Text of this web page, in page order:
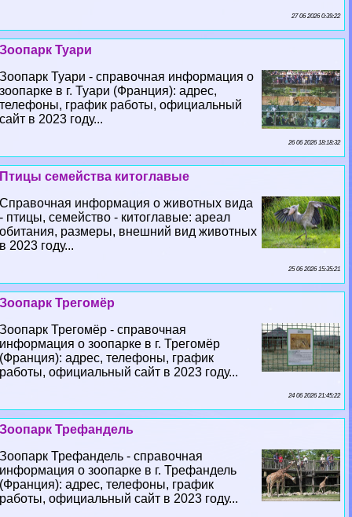
27 06 2026 0:39:22
Зоопарк Туари
Зоопарк Туари - справочная информация о
зоопарке в г. Туари (Франция): адрес,
телефоны, график работы, официальный
сайт в 2023 году...
26 06 2026 18:18:32
Птицы семейства китоглавые
Справочная информация о животных вида
- птицы, семейство - китоглавые: ареал
обитания, размеры, внешний вид животных
в 2023 году...
25 06 2026 15:35:21
Зоопарк Трегомёр
Зоопарк Трегомёр - справочная
информация о зоопарке в г. Трегомёр
(Франция): адрес, телефоны, график
работы, официальный сайт в 2023 году...
24 06 2026 21:45:22
Зоопарк Трефандель
Зоопарк Трефандель - справочная
информация о зоопарке в г. Трефандель
(Франция): адрес, телефоны, график
работы, официальный сайт в 2023 году...